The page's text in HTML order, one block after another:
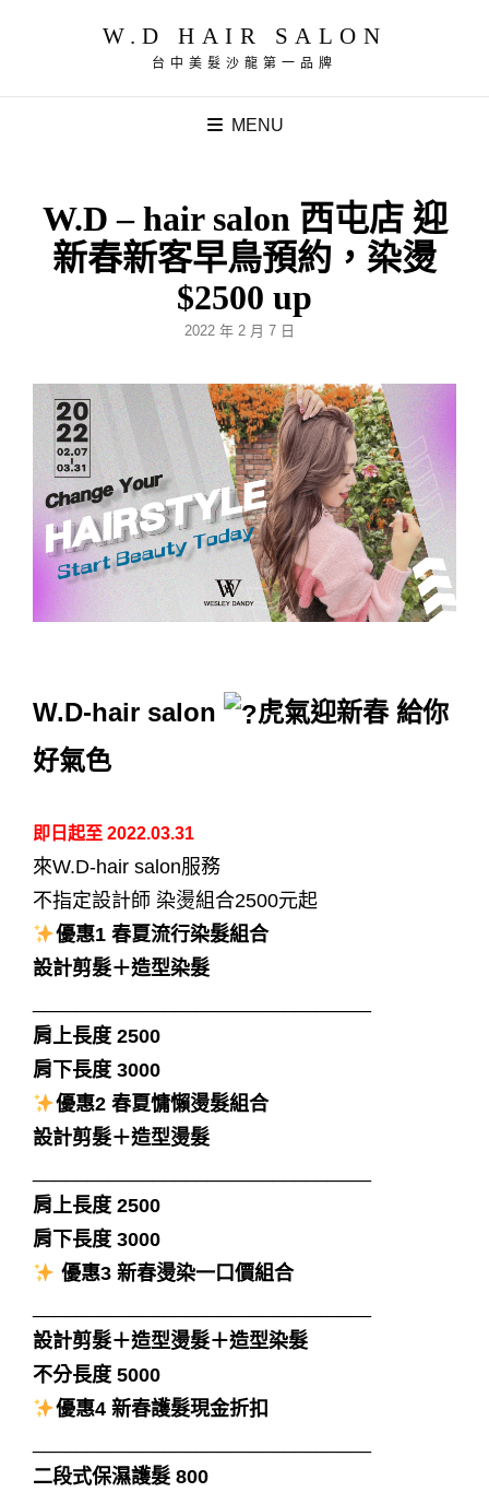
W.D HAIR SALON
台中美髮沙龍第一品牌
MENU
W.D – hair salon 西屯店 迎
新春新客早鳥預約，染燙
$2500 up
POSTED
2022 年 2 月 7 日
W.D-hair salon
虎氣迎新春 給你
好氣色
即日起至 2022.03.31
來W.D-hair salon服務
不指定設計師 染燙組合2500元起
優惠1 春夏流行染髮組合
設計剪髮＋造型染髮
肩上長度 2500
肩下長度 3000
優惠2 春夏慵懶燙髮組合
設計剪髮＋造型燙髮
肩上長度 2500
肩下長度 3000
優惠3 新春燙染一口價組合
設計剪髮＋造型燙髮＋造型染髮
不分長度 5000
優惠4 新春護髮現金折扣
二段式保濕護髮 800